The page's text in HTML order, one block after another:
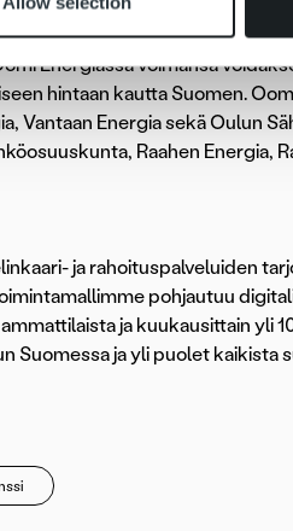
sähkönmyyntiyhtiö. Sen
Energiassa voimansa
hintaan kautta Suomen.
Vantaan Energia sekä Oulun
Raahen Energia,
ja rahoituspalveluiden
pohjautuu
ja kuukausittain yli
Suomessa ja yli puolet kaikista